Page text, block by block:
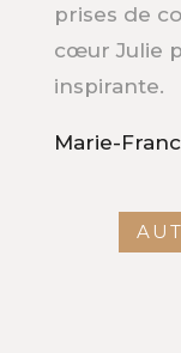
prises de
cœur Julie
inspirante.
Marie-